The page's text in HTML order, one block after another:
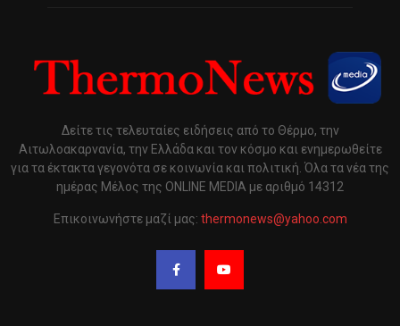
Δείτε τις τελευταίες ειδήσεις από το Θέρμο, την
Αιτωλοακαρνανία, την Ελλάδα και τον κόσμο και ενημερωθείτε
για τα έκτακτα γεγονότα σε κοινωνία και πολιτική. Όλα τα νέα της
ημέρας Μέλος της ONLINE MEDIA με αριθμό 14312
Επικοινωνήστε μαζί μας: thermonews@yahoo.com